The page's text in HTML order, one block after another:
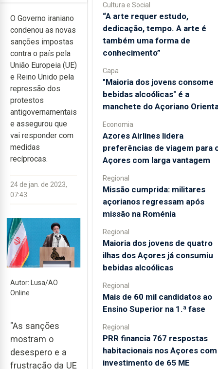
O Governo iraniano
condenou as novas
sanções impostas
contra o país pela
União Europeia (UE)
e Reino Unido pela
repressão dos
protestos
antigovernamentais
e assegurou que
vai responder com
medidas
recíprocas.
24 de jan. de 2023,
07:43
Autor: Lusa/AO
Online
"As sanções
mostram o
desespero e a
frustração da UE
Cultura e Social
“A arte requer estudo,
dedicação, tempo. A arte é
também uma forma de
conhecimento”
Capa
"Maioria dos jovens consome
bebidas alcoólicas" é a
manchete do Açoriano
Economia
Azores Airlines lidera
preferências de viagem para
Açores com larga vantagem
Regional
Missão cumprida: militares
açorianos regressam após
missão na Roménia
Regional
Maioria dos jovens de quatro
ilhas dos Açores já consumiu
bebidas alcoólicas
Regional
Mais de 60 mil candidatos ao
Ensino Superior na 1.ª fase
Regional
PRR financia 767 respostas
habitacionais nos Açores com
investimento de 65 ME